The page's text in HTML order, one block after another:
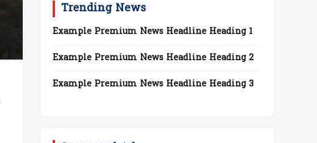
Trending News
Example Premium News Headline Heading 1
Example Premium News Headline Heading 2
Example Premium News Headline Heading 3